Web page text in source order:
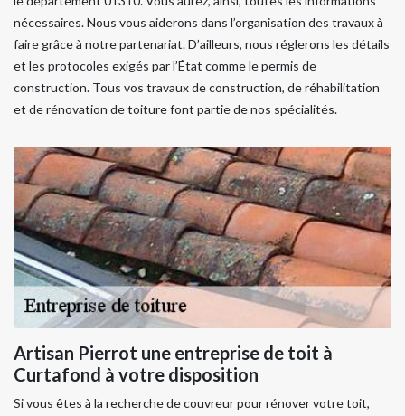
nécessaires. Nous vous aiderons dans l’organisation des travaux à
faire grâce à notre partenariat. D’ailleurs, nous réglerons les détails
et les protocoles exigés par l’État comme le permis de
construction. Tous vos travaux de construction, de réhabilitation
et de rénovation de toiture font partie de nos spécialités.
Artisan Pierrot une entreprise de toit à
Curtafond à votre disposition
Si vous êtes à la recherche de couvreur pour rénover votre toit,